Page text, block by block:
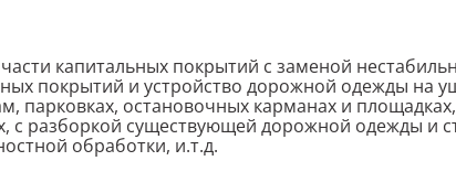
капитальных покрытий с заменой
покрытий и устройство дорожной одежды на
парковках, остановочных карманах и
с разборкой существующей дорожной одежды и
обработки, и.т.д.